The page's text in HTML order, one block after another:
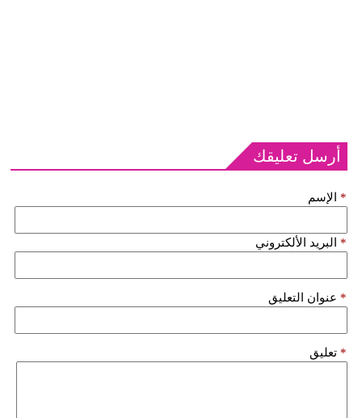
أرسل تعليقك
الإسم *
البريد الألكتروني *
عنوان التعليق *
تعليق *